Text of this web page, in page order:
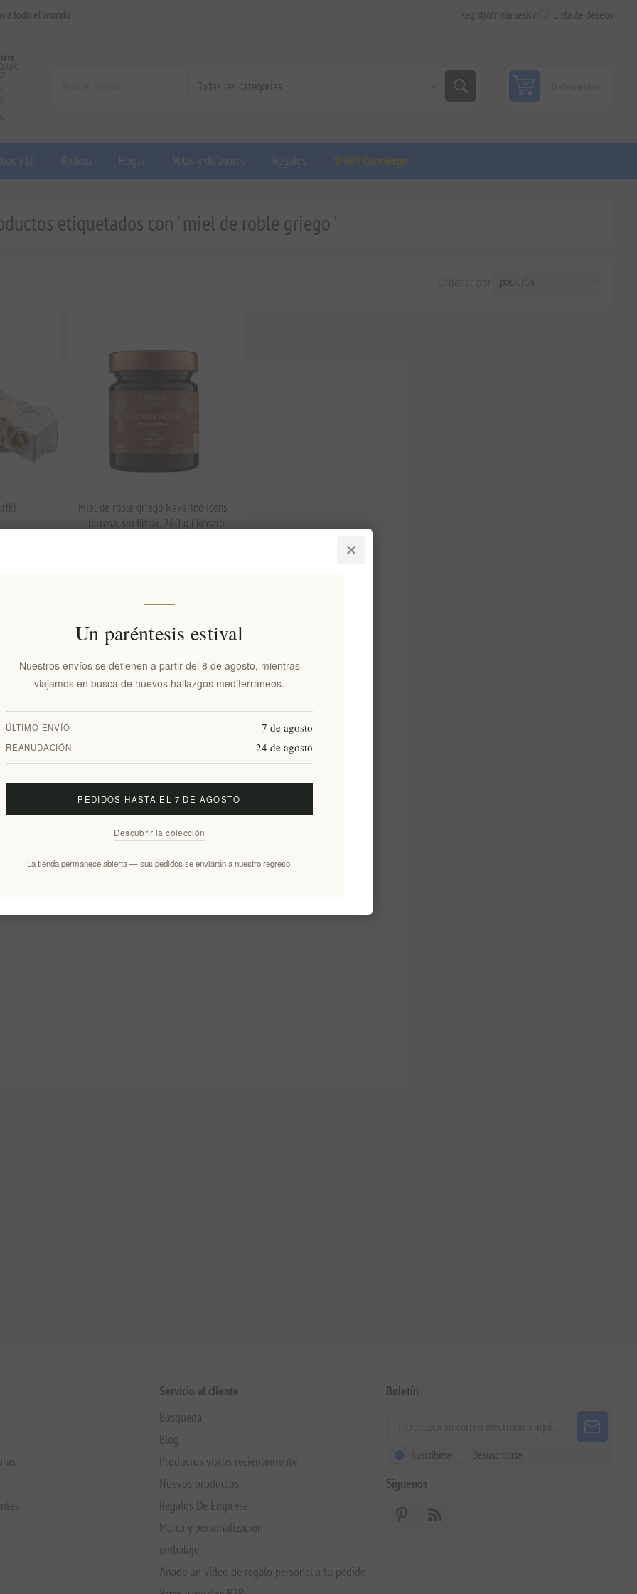
a todo el mundo Registro Inicia sesión Lista de deseos
y té Belleza Hogar Velas y difusores Regalos ✨Gift Concierge
etiquetados con ' miel de roble griego '
Miel de roble griego Navarino Icons
– Terrosa, sin filtrar, 260 g | Regalo
Servicio al cliente
Búsqueda
Blog
Productos vistos recientemente
Nuevos productos
Regalos De Empresa
Marca y personalización
embalaje
Añade un vídeo de regalo personal a tu pedido
Boletín
Suscribirse Desuscribirse
Siguenos
Un paréntesis estival
Nuestros envíos se detienen a partir del 8 de agosto, mientras
viajamos en busca de nuevos hallazgos mediterráneos.
ÚLTIMO ENVÍO 7 de agosto
REANUDACIÓN 24 de agosto
PEDIDOS HASTA EL 7 DE AGOSTO
Descubrir la colección
La tienda permanece abierta — sus pedidos se enviarán a nuestro regreso.